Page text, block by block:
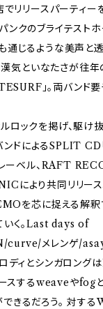
リリースパーティー
ンクのブライテスト
通じるような美声と
気といなたさが往年
」。両バンド要
ロックを掲げ、駆け
ドによるSPLIT CD
ーベル、RAFT
より共同リリース。
を芯に捉える解釈
いく。Last days of
メレンゲ/
ロディとシンガロン
するweaveやfogと
きるだろう。 対す